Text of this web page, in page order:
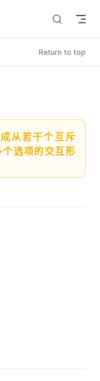
Return to top
从若干个互斥
选项的交互形